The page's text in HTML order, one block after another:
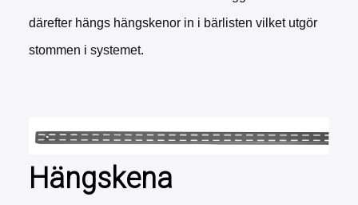
därefter hängs hängskenor in i bärlisten vilket utgör
stommen i systemet.
Hängskena